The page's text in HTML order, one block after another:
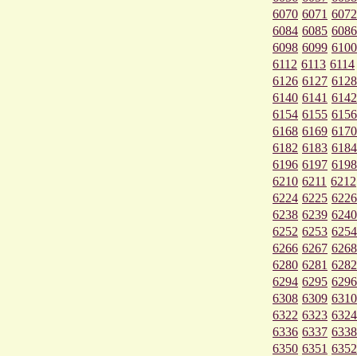
6070 6071 6072
6084 6085 6086
6098 6099 6100
6112 6113 6114
6126 6127 6128
6140 6141 6142
6154 6155 6156
6168 6169 6170
6182 6183 6184
6196 6197 6198
6210 6211 6212
6224 6225 6226
6238 6239 6240
6252 6253 6254
6266 6267 6268
6280 6281 6282
6294 6295 6296
6308 6309 6310
6322 6323 6324
6336 6337 6338
6350 6351 6352